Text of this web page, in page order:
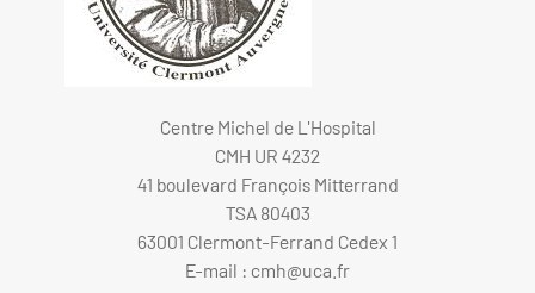
Centre Michel de L'Hospital
CMH UR 4232
41 boulevard François Mitterrand
TSA 80403
63001 Clermont-Ferrand Cedex 1
E-mail : cmh@uca.fr